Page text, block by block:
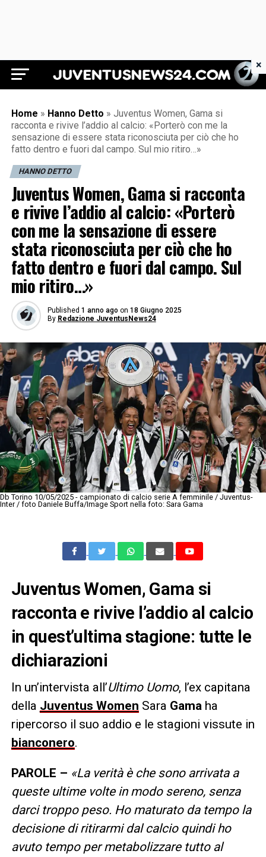
Juventus News 24
Home » Hanno Detto » Juventus Women, Gama si
racconta e rivive l’addio al calcio: «Porterò con me la
sensazione di essere stata riconosciuta per ciò che ho
fatto dentro e fuori dal campo. Sul mio ritiro…»
HANNO DETTO
Juventus Women, Gama si racconta
e rivive l’addio al calcio: «Porterò
con me la sensazione di essere
stata riconosciuta per ciò che ho
fatto dentro e fuori dal campo. Sul
mio ritiro…»
Published 1 anno ago on 18 Giugno 2025
By Redazione JuventusNews24
Db Torino 10/05/2025 - campionato di calcio serie A femminile / Juventus-
Inter / foto Daniele Buffa/Image Sport nella foto: Sara Gama
Juventus Women, Gama si
racconta e rivive l’addio al calcio
in quest’ultima stagione: tutte le
dichiarazioni
In un’intervista all’Ultimo Uomo, l’ex capitana
della Juventus Women Sara Gamaha
ripercorso il suo addio e le stagioni vissute in
bianconero.
PAROLE – «La verità è che sono arrivata a
queste ultime volte in modo sereno, senza
darci troppo peso. Ho maturato da tempo la
decisione di ritirarmi dal calcio quindi ho
avuto tempo per metabolizzare tutto al
×